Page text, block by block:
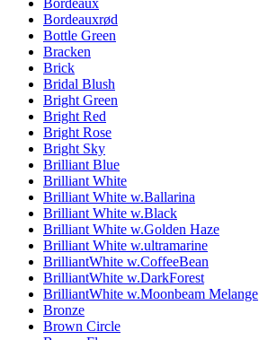
Bordeauxrød
Bottle Green
Bracken
Brick
Bridal Blush
Bright Green
Bright Red
Bright Rose
Bright Sky
Brilliant Blue
Brilliant White
Brilliant White w.Ballarina
Brilliant White w.Black
Brilliant White w.Golden Haze
Brilliant White w.ultramarine
BrilliantWhite w.CoffeeBean
BrilliantWhite w.DarkForest
BrilliantWhite w.Moonbeam Melange
Bronze
Brown Circle